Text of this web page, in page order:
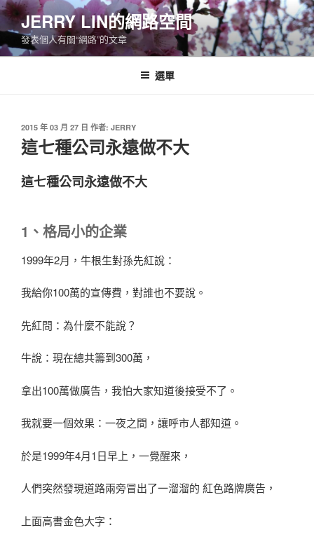
跳
至
主
要
JERRY LIN的網路空間
發表個人有關“網路”的文章
選單
發
佈
於
2015 年 03 月 27 日 作者: JERRY
這七種公司永遠做不大
這七種公司永遠做不大
1、格局小的企業
1999年2月，牛根生對孫先紅說：
我給你100萬的宣傳費，對誰也不要說。
先紅問：為什麼不能說？
牛說：現在總共籌到300萬，
拿出100萬做廣告，我怕大家知道後接受不了。
我就要一個效果：一夜之間，讓呼市人都知道。
於是1999年4月1日早上，一覺醒來，
人們突然發現道路兩旁冒出了一溜溜的 紅色路牌廣告，
上面高書金色大字：